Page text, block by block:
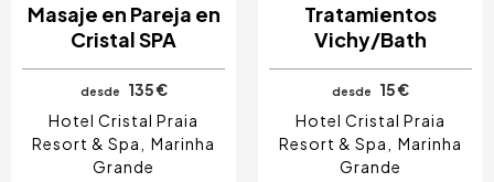
Masaje en Pareja en
Cristal SPA
desde
135 €
Hotel Cristal Praia
Resort & Spa
Marinha
Grande
Tratamientos
Vichy/Bath
desde
15 €
Hotel Cristal Praia
Resort & Spa
Marinha
Grande